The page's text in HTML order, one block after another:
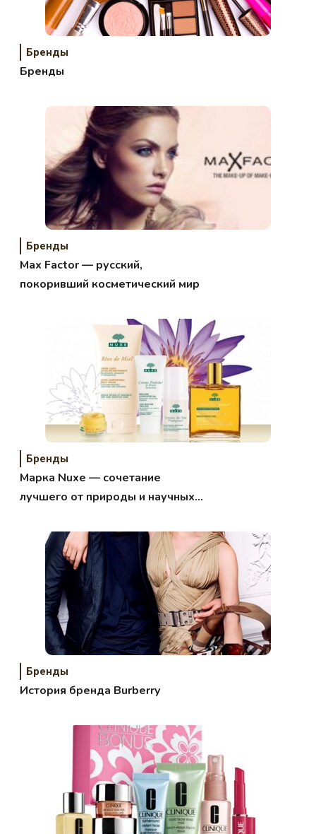
Бренды
Бренды
Бренды
Max Factor — русский,
покоривший косметический мир
Бренды
Марка Nuxe — сочетание
лучшего от природы и научных
Бренды
История бренда Burberry